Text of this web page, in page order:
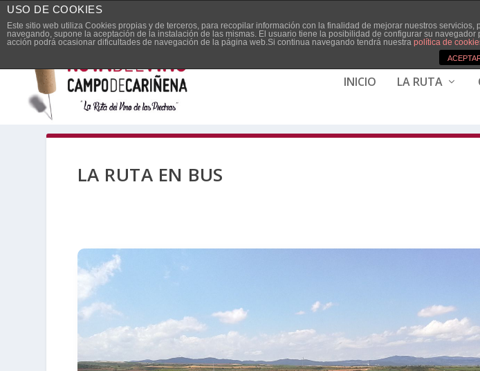
Español
INICIO LA RUTA
LA RUTA EN BUS
USO DE COOKIES
Este sitio web utiliza Cookies propias y de terceros, para recopilar información con la finalidad de mejorar nuestros
navegando, supone la aceptación de la instalación de las mismas. El usuario tiene la posibilidad de configurar su
acción podrá ocasionar dificultades de navegación de la página web.Si continua navegando tendrá nuestra política de